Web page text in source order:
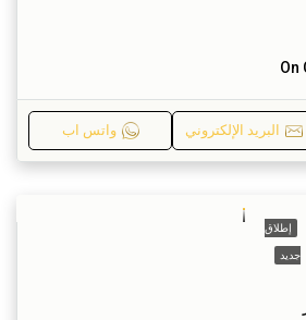
البريد الإلكتروني واتس اب
إطلاق
جديد